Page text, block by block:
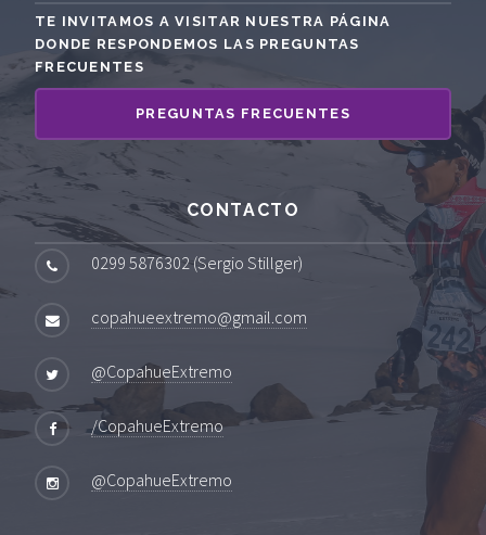
TE INVITAMOS A VISITAR NUESTRA PÁGINA
DONDE RESPONDEMOS LAS PREGUNTAS
FRECUENTES
PREGUNTAS FRECUENTES
CONTACTO
0299 5876302 (Sergio Stillger)
copahueextremo@gmail.com
@CopahueExtremo
/CopahueExtremo
@CopahueExtremo